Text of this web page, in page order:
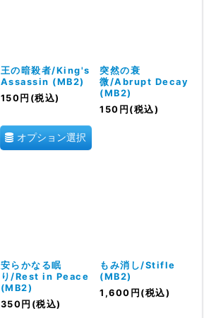
王の暗殺者/King's
Assassin (MB2)
150 円 (税込)
オプション選択
突然の衰
微/Abrupt Decay
(MB2)
150 円 (税込)
安らかなる眠
り/Rest in Peace
(MB2)
350 円 (税込)
もみ消し/Stifle
(MB2)
1,600 円 (税込)